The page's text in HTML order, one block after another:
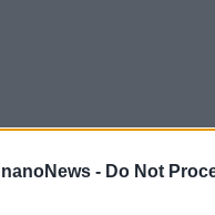
- Do Not